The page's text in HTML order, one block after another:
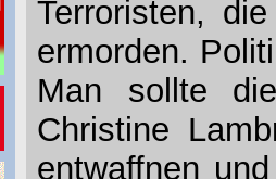
Terroristen,
ermorden.
Man sollte
Christine
entwaffnen